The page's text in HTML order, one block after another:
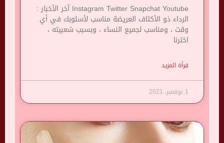
Instagram Twitter Snapchat Youtube آخر الأخبار :
الرداء ذو ​​الأكتاف العريضة مناسب لأسلوبك في أي
وقت ، ومناسب لجميع النساء ، وبسبب شعبيته ،
اخترنا
قرأة المزيد
1 نوفمبر، 2021